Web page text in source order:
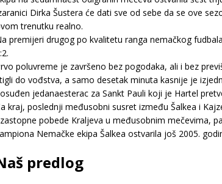
Dirka Šustera će dati sve od sebe da se ove
trenutku realno.
premijeri drugog po kvalitetu ranga nemačkog
poluvreme je završeno bez pogodaka, ali i bez
do vođstva, a samo desetak minuta kasnije je
jedanaesterac za Sankt Pauli koji je Hartel
kraj, poslednji međusobni susret između Šalkea i
pobede Kraljeva u međusobnim mečevima,
Nemačke ekipa Šalkea ostvarila još 2005.
predlog